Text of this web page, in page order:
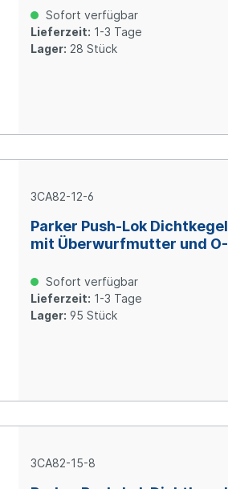
verzinkt
Sofort verfügbar
Lieferzeit: 1-3 Tage
Lager: 28 Stück
3CA82-12-6
Parker Push-Lok Dichtkegel
mit Überwurfmutter und O-
verzinkt
Sofort verfügbar
Lieferzeit: 1-3 Tage
Lager: 95 Stück
3CA82-15-8